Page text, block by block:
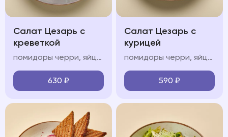
Салат Цезарь с
креветкой
помидоры черри, яйцо всмятку, креветки, соус «цезарь», зерновые крутоны
630 ₽
Салат Цезарь с
курицей
помидоры черри, яйцо всмятку, курица, соус «цезарь», зерновые крутоны
590 ₽